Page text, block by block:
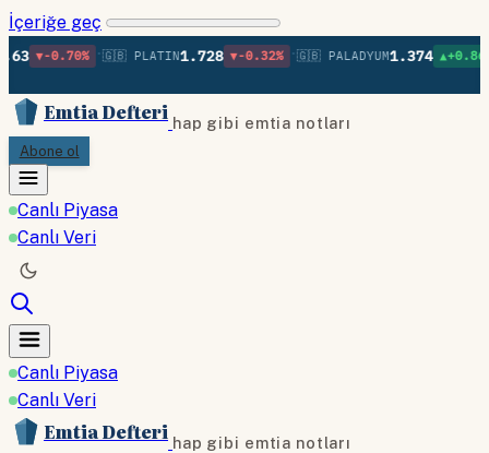
İçeriğe geç
• 🇬🇧 PLATIN1.728 ▼-0.32% • 🇬🇧 PALADYUM1.374 ▲+0.86% • 🇬🇧
Emtia Defteri hap gibi emtia notları
Abone ol
Canlı Piyasa
Canlı Veri
Canlı Piyasa
Canlı Veri
Emtia Defteri hap gibi emtia notları